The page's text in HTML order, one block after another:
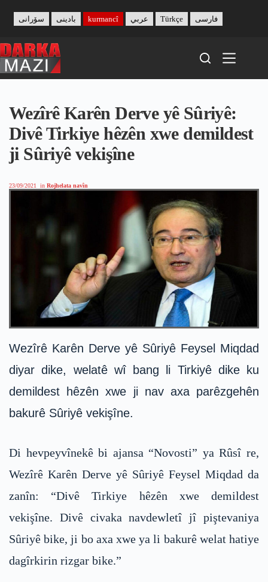
content
بادینی سۆرانی kurmancî عربي Türkçe فارسی
Wezîrê Karên Derve yê Sûriyê:
Divê Tirkiye hêzên xwe demildest
ji Sûriyê vekişîne
23/09/2021 in Rojhelata navîn
Wezîrê Karên Derve yê Sûriyê Feysel Miqdad
diyar dike, welatê wî bang li Tirkiyê dike ku
demildest hêzên xwe ji nav axa parêzgehên
bakurê Sûriyê vekişîne.
Di hevpeyvînekê bi ajansa “Novosti” ya Rûsî re,
Wezîrê Karên Derve yê Sûriyê Feysel Miqdad da
zanîn: “Divê Tirkiye hêzên xwe demildest
vekişîne. Divê civaka navdewletî jî piştevaniya
Sûriyê bike, ji bo axa xwe ya li bakurê welat hatiye
dagîrkirin rizgar bike.”